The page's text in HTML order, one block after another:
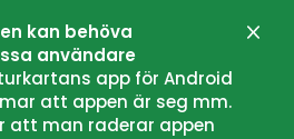
kan behöva
användare
app för Android
att appen är seg mm.
att man raderar appen